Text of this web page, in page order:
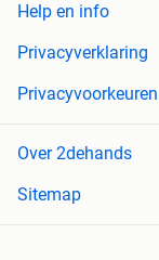
Help en info
Privacyverklaring
Privacyvoorkeuren
Over 2dehands
Sitemap